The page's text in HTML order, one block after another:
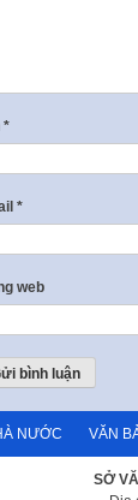
*
*
web
NƯỚC VĂN
SỞ